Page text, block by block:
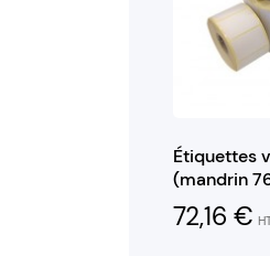
Étiquettes
(mandrin
72,16 €